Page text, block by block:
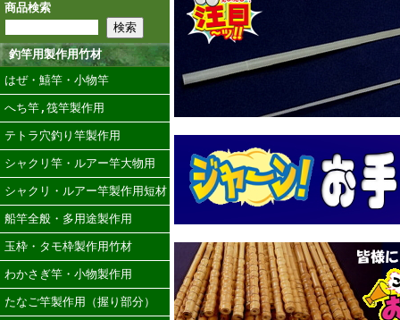
商品検索
釣竿用製作用竹材
はぜ・鱚竿・小物竿
へち竿,筏竿製作用
テトラ穴釣り竿製作用
シャクリ竿・ルアー竿大物用
シャクリ・ルアー竿製作用短材
船竿全般・多用途製作用
玉枠・タモ枠製作用竹材
わかさぎ竿・小物製作用
たなご竿製作用（握り部分）